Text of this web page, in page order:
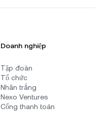
Doanh nghiệp
Tập đoàn
Tổ chức
Nhãn trắng
Nexo Ventures
Cổng thanh toán